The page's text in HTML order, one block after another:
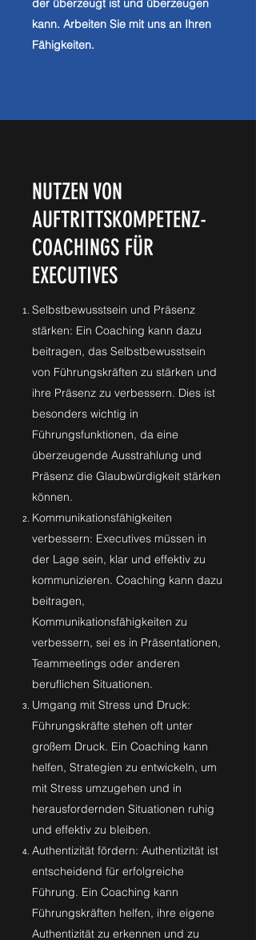
der überzeugt ist und überzeugen
kann. Arbeiten Sie mit uns an Ihren
Fähigkeiten.
NUTZEN VON
AUFTRITTSKOMPETENZ-
COACHINGS FÜR
EXECUTIVES
Selbstbewusstsein und Präsenz
stärken: Ein Coaching kann dazu
beitragen, das Selbstbewusstsein
von Führungskräften zu stärken und
ihre Präsenz zu verbessern. Dies ist
besonders wichtig in
Führungsfunktionen, da eine
überzeugende Ausstrahlung und
Präsenz die Glaubwürdigkeit stärken
können.
Kommunikationsfähigkeiten
verbessern: Executives müssen in
der Lage sein, klar und effektiv zu
kommunizieren. Coaching kann dazu
beitragen,
Kommunikationsfähigkeiten zu
verbessern, sei es in Präsentationen,
Teammeetings oder anderen
beruflichen Situationen.
Umgang mit Stress und Druck:
Führungskräfte stehen oft unter
großem Druck. Ein Coaching kann
helfen, Strategien zu entwickeln, um
mit Stress umzugehen und in
herausfordernden Situationen ruhig
und effektiv zu bleiben.
Authentizität fördern: Authentizität ist
entscheidend für erfolgreiche
Führung. Ein Coaching kann
Führungskräften helfen, ihre eigene
Authentizität zu erkennen und zu